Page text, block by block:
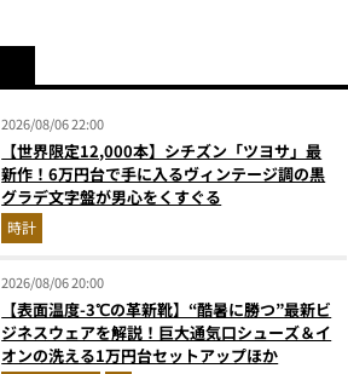
2026/08/06 22:00
【世界限定12,000本】シチズン「ツヨサ」最
新作！6万円台で手に入るヴィンテージ調の黒
グラデ文字盤が男心をくすぐる
時計
2026/08/06 20:00
【表面温度-3℃の革新靴】“酷暑に勝つ”最新ビ
ジネスウェアを解説！巨大通気口シューズ＆イ
オンの洗える1万円台セットアップほか